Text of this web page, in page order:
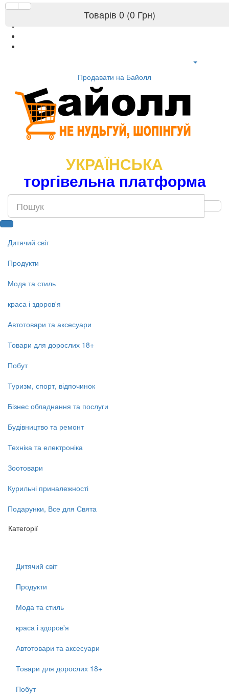
Продавати на Байолл
УКРАЇНСЬКА
торгівельна платформа
Товарів 0 (0 Грн)
Дитячий світ
Продукти
Мода та стиль
краса і здоров'я
Автотовари та аксесуари
Товари для дорослих 18+
Побут
Туризм, спорт, відпочинок
Бізнес обладнання та послуги
Будівництво та ремонт
Техніка та електроніка
Зоотовари
Курильні приналежності
Подарунки, Все для Свята
Категорії
Дитячий світ
Продукти
Мода та стиль
краса і здоров'я
Автотовари та аксесуари
Товари для дорослих 18+
Побут